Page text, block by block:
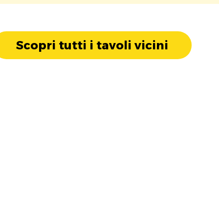
Scopri tutti i tavoli vicini